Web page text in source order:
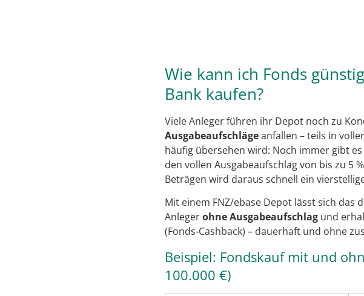
Wie kann ich Fonds
Bank kaufen?
Viele Anleger führen ihr Depot noch zu
Ausgabeaufschlägeanfallen – teils in
häufig übersehen wird: Noch immer gibt
den vollen Ausgabeaufschlag von bis zu 5
Beträgen wird daraus schnell ein
Mit einem FNZ/ebase Depot lässt sich das
Anlegerohne Ausgabeaufschlag und
(Fonds-Cashback) – dauerhaft und ohne
Beispiel: Fondskauf mit und
100.000 €)